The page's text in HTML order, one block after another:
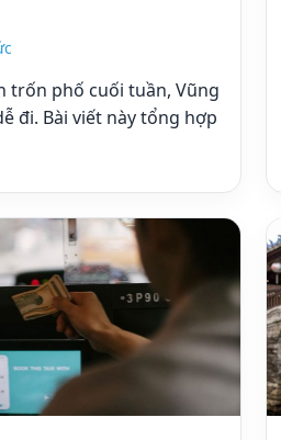
trốn phố cuối tuần, Vũng
đi. Bài viết này tổng hợp